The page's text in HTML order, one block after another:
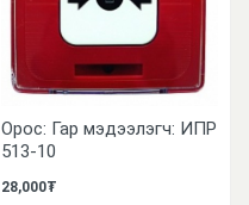
Орос: Гар мэдээлэгч: ИПР
513-10
28,000₮